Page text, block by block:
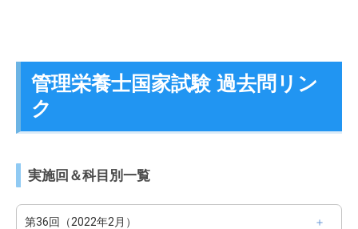
管理栄養士国家試験 過去問リン
ク
実施回＆科目別一覧
第36回（2022年2月）